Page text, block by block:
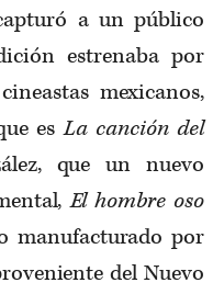
a un público
estrenaba por
mexicanos,
esLa canción del
que un nuevo
El hombre oso
manufacturado por
del Nuevo